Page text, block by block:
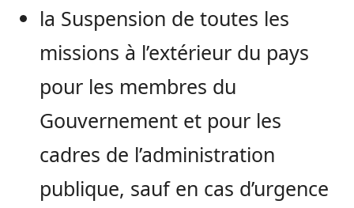
la Suspension de toutes les
missions à l’extérieur du pays
pour les membres du
Gouvernement et pour les
cadres de l’administration
publique, sauf en cas d’urgence